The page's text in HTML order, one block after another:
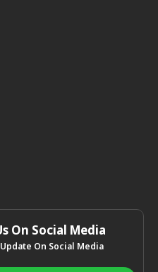
On Social Media
On Social Media